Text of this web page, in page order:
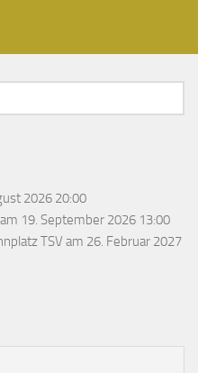
2026 20:00
am 19. September 2026 13:00
TSV am 26. Februar 2027